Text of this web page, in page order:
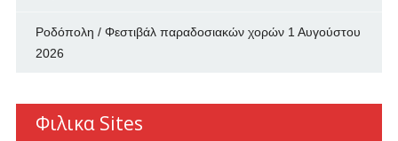
Ροδόπολη / Φεστιβάλ παραδοσιακών χορών 1 Αυγούστου
2026
Φιλικα Sites